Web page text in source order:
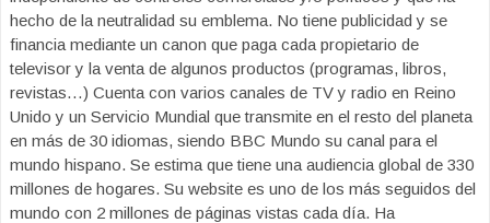
hecho de la neutralidad su emblema. No tiene publicidad y se
financia mediante un canon que paga cada propietario de
televisor y la venta de algunos productos (programas, libros,
revistas…) Cuenta con varios canales de TV y radio en Reino
Unido y un Servicio Mundial que transmite en el resto del planeta
en más de 30 idiomas, siendo BBC Mundo su canal para el
mundo hispano. Se estima que tiene una audiencia global de 330
millones de hogares. Su website es uno de los más seguidos del
mundo con 2 millones de páginas vistas cada día. Ha